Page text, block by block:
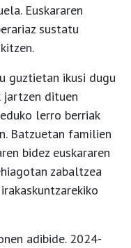
Euskararen
sustatu
guztietan ikusi dugu
jartzen dituen
lerro berriak
Batzuetan familien
bidez euskararen
zabaltzea
adibide. 2024-